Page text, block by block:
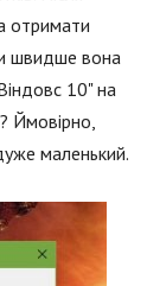
отримати
швидше вона
10" на
Ймовірно,
маленький.